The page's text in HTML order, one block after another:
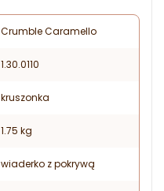
Crumble Caramello
1.30.0110
kruszonka
1.75 kg
wiaderko z pokrywą